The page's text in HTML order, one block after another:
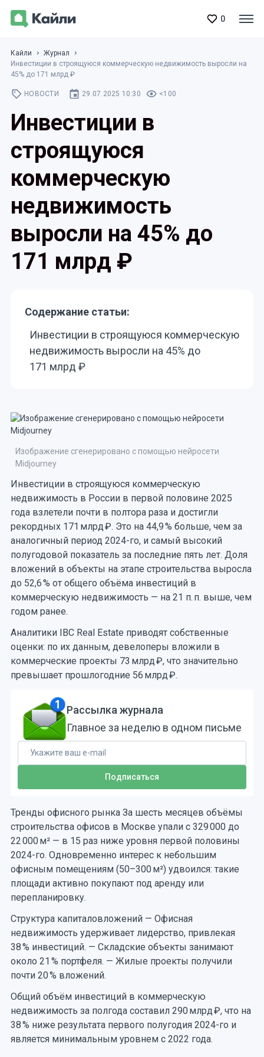
0
Кайли
Журнал
Инвестиции в строящуюся коммерческую недвижимость выросли на
45% до 171 млрд ₽
НОВОСТИ 29.07.2025 10:30 <100
Инвестиции в
строящуюся
коммерческую
недвижимость
выросли на 45% до
171 млрд ₽
Содержание статьи:
Инвестиции в строящуюся коммерческую
недвижимость выросли на 45% до
171 млрд ₽
Изображение сгенерировано с помощью нейросети
Midjourney
Инвестиции в строящуюся коммерческую
недвижимость в России в первой половине 2025
года взлетели почти в полтора раза и достигли
рекордных 171 млрд ₽. Это на 44,9 % больше, чем за
аналогичный период 2024-го, и самый высокий
полугодовой показатель за последние пять лет. Доля
вложений в объекты на этапе строительства выросла
до 52,6 % от общего объёма инвестиций в
коммерческую недвижимость — на 21 п. п. выше, чем
годом ранее.
Аналитики IBC Real Estate приводят собственные
оценки: по их данным, девелоперы вложили в
коммерческие проекты 73 млрд ₽, что значительно
превышает прошлогодние 56 млрд ₽.
Рассылка журнала
Главное за неделю в одном письме
Тренды офисного рынка За шесть месяцев объёмы
строительства офисов в Москве упали с 329 000 до
22 000 м² — в 15 раз ниже уровня первой половины
2024-го. Одновременно интерес к небольшим
офисным помещениям (50–300 м²) удвоился: такие
площади активно покупают под аренду или
перепланировку.
Структура капиталовложений — Офисная
недвижимость удерживает лидерство, привлекая
38 % инвестиций. — Складские объекты занимают
около 21 % портфеля. — Жилые проекты получили
почти 20 % вложений.
Общий объём инвестиций в коммерческую
недвижимость за полгода составил 290 млрд ₽, что на
38 % ниже результата первого полугодия 2024-го и
является минимальным уровнем с 2022 года.